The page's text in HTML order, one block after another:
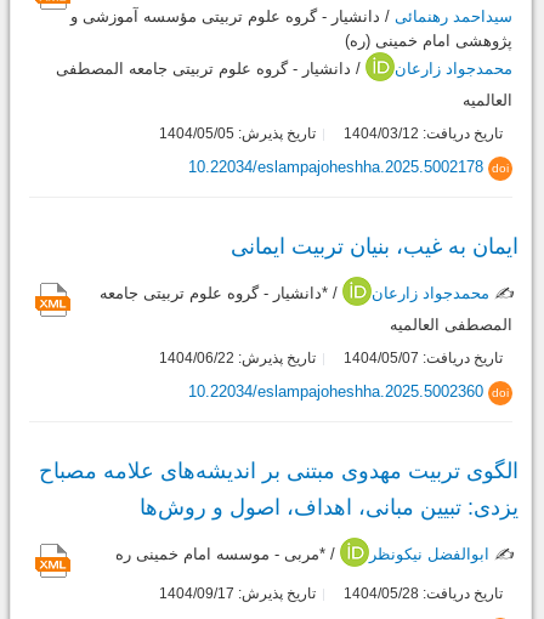
سیداحمد رهنمائی / دانشیار - گروه علوم تربیتی مؤسسه آموزشی و
پژوهشی امام خمینی (ره)
محمدجواد زارعان
/ دانشیار - گروه علوم تربیتی جامعه المصطفی
العالمیه
تاریخ دریافت: 1404/03/12 تاریخ پذیرش: 1404/05/05
doi
10.22034/eslampajoheshha.2025.5002178
ایمان به غیب، بنیان تربیت ایمانی
✍️ محمدجواد زارعان
/ *دانشیار - گروه علوم تربیتی جامعه
المصطفی العالمیه
تاریخ دریافت: 1404/05/07 تاریخ پذیرش: 1404/06/22
doi
10.22034/eslampajoheshha.2025.5002360
الگوی تربیت مهدوی مبتنی بر اندیشه‌‌های علامه مصباح
یزدی: تبیین مبانی، اهداف، اصول و روش‌ها
✍️ ابوالفضل نیکونظر / *مربی - موسسه امام خمینی ره
تاریخ دریافت: 1404/05/28 تاریخ پذیرش: 1404/09/17